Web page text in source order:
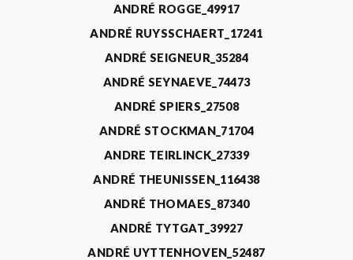
ANDRÉ ROGGE_49917
ANDRÉ RUYSSCHAERT_17241
ANDRÉ SEIGNEUR_35284
ANDRÉ SEYNAEVE_74473
ANDRÉ SPIERS_27508
ANDRÉ STOCKMAN_71704
ANDRE TEIRLINCK_27339
ANDRÉ THEUNISSEN_116438
ANDRÉ THOMAES_87340
ANDRÉ TYTGAT_39927
ANDRÉ UYTTENHOVEN_52487